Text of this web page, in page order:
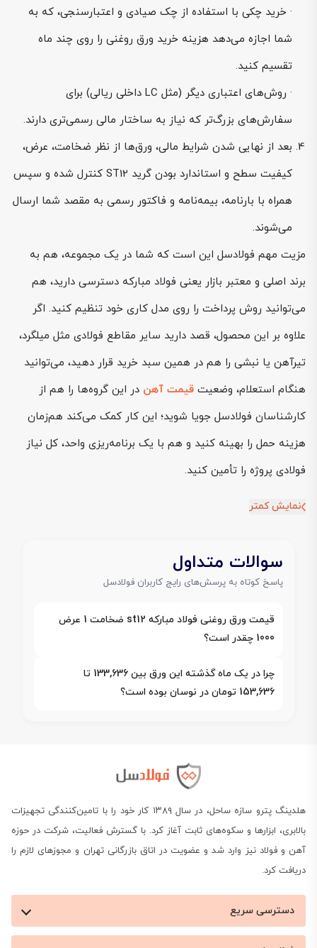
· خرید چکی با استفاده از چک صیادی و اعتبارسنجی، که به
شما اجازه می‌دهد هزینه خرید ورق روغنی را روی چند ماه
تقسیم کنید.
· روش‌های اعتباری دیگر (مثل LC داخلی ریالی) برای
سفارش‌های بزرگ‌تر که نیاز به ساختار مالی رسمی‌تری دارند.
بعد از نهایی شدن شرایط مالی، ورق‌ها از نظر ضخامت، عرض،
کیفیت سطح و استاندارد بودن گرید ST12 کنترل شده و سپس
همراه با بارنامه، بیمه‌نامه و فاکتور رسمی به مقصد شما ارسال
می‌شوند.
مزیت مهم فولادسل این است که شما در یک مجموعه، هم به
برند اصلی و معتبر بازار یعنی فولاد مبارکه دسترسی دارید، هم
می‌توانید روش پرداخت را روی مدل کاری خود تنظیم کنید. اگر
علاوه بر این محصول، قصد دارید سایر مقاطع فولادی مثل میلگرد،
تیرآهن یا نبشی را هم در همین سبد خرید قرار دهید، می‌توانید
هنگام استعلام، وضعیت قیمت آهن در این گروه‌ها را هم از
کارشناسان فولادسل جویا شوید؛ این کار کمک می‌کند هم‌زمان
هزینه حمل را بهینه کنید و هم با یک برنامه‌ریزی واحد، کل نیاز
فولادی پروژه را تأمین کنید.
نمایش کمتر
سوالات متداول
پاسخ کوتاه به پرسش‌های رایج کاربران فولادسل
قیمت ورق روغنی فولاد مبارکه st12 ضخامت 1 عرض
1000 چقدر است؟
چرا در یک ماه گذشته این ورق بین 133,636 تا
153,636 تومان در نوسان بوده است؟
هلدینگ پترو سازه ساحل، در سال ۱۳۸۹ کار خود را با تامین‌کنندگی تجهیزات
بالابری، ابزارها و سکوه‌های ثابت آغاز کرد. با گسترش فعالیت، شرکت در حوزه
آهن و فولاد نیز وارد شد و عضویت در اتاق بازرگانی تهران و مجوزهای لازم را
دریافت کرد.
دسترسی سریع